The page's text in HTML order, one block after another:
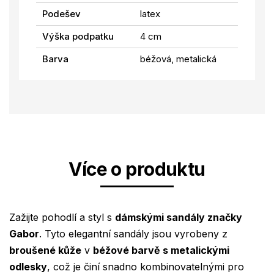
Podešev
latex
Výška podpatku
4 cm
Barva
béžová, metalická
Více o produktu
Zažijte pohodlí a styl s dámskými sandály značky
Gabor. Tyto elegantní sandály jsou vyrobeny z
broušené kůže v béžové barvě s metalickými
odlesky, což je činí snadno kombinovatelnými pro